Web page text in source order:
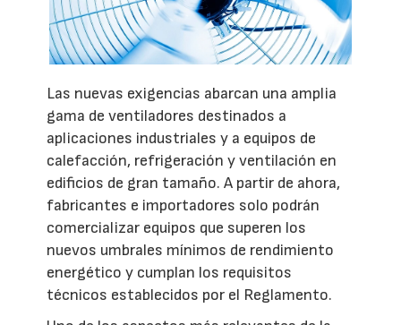
Las nuevas exigencias abarcan una amplia
gama de ventiladores destinados a
aplicaciones industriales y a equipos de
calefacción, refrigeración y ventilación en
edificios de gran tamaño. A partir de ahora,
fabricantes e importadores solo podrán
comercializar equipos que superen los
nuevos umbrales mínimos de rendimiento
energético y cumplan los requisitos
técnicos establecidos por el Reglamento.